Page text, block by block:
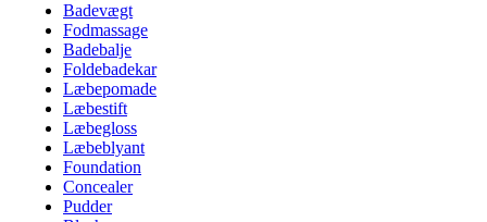
Badevægt
Fodmassage
Badebalje
Foldebadekar
Læbepomade
Læbestift
Læbegloss
Læbeblyant
Foundation
Concealer
Pudder